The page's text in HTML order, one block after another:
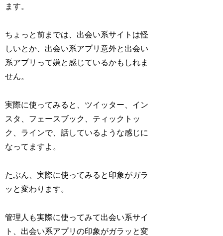
ます。
ちょっと前までは、出会い系サイトは怪
しいとか、出会い系アプリ意外と出会い
系アプリって嫌と感じているかもしれま
せん。
実際に使ってみると、ツイッター、イン
スタ、フェースブック、ティックトッ
ク、ラインで、話しているような感じに
なってますよ。
たぶん、実際に使ってみると印象がガラ
ッと変わります。
管理人も実際に使ってみて出会い系サイ
ト、出会い系アプリの印象がガラッと変